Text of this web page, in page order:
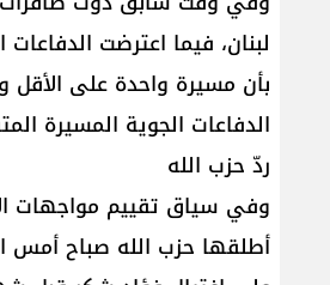
لبنان، فيما اعترضت
بأن مسيرة واحدة على
الدفاعات الجوية المسيرة
ردّ حزب الله
أطلقها حزب الله صباح أمس